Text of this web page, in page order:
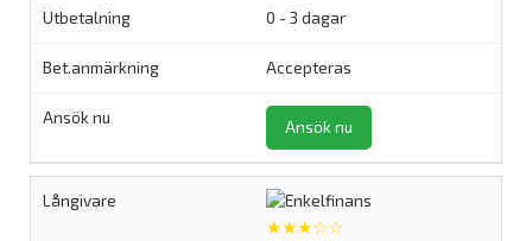
0 - 3 dagar
Accepteras
Ansök nu
★★★☆☆